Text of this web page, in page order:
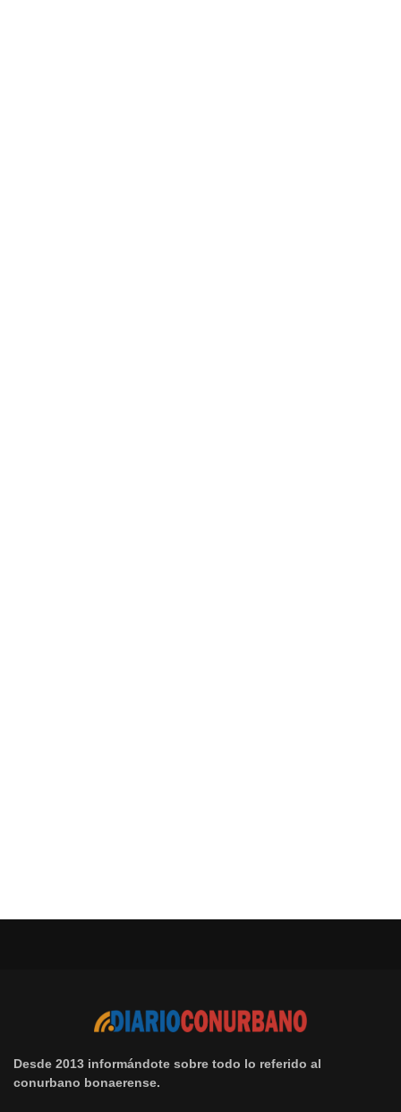
Desde 2013 informándote sobre todo lo referido al
conurbano bonaerense.